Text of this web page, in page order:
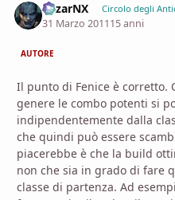
MizarNX Circolo degli
31 Marzo 201115 anni
AUTORE
Il punto di Fenice è corretto.
genere le combo potenti si
indipendentemente dalla
che quindi può essere
piacerebbe è che la build
non che sia in grado di fare
classe di partenza. Ad